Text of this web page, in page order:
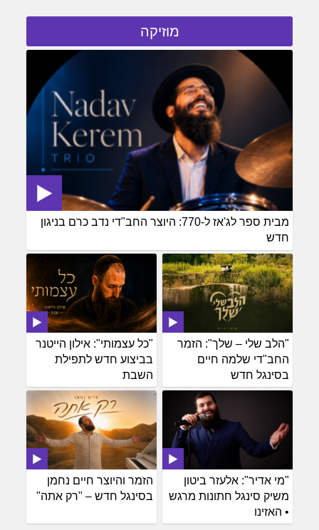
מוזיקה
מבית ספר לג'אז ל-770: היוצר החב"די נדב כרם בניגון
חדש
"כל עצמותי": אילון הייטנר
בביצוע חדש לתפילת
השבת
"הלב שלי – שלך": הזמר
החב"די שלמה חיים
בסינגל חדש
הזמר והיוצר חיים נחמן
בסינגל חדש – "רק אתה"
"מי אדיר": אלעזר ביטון
משיק סינגל חתונות מרגש
• האזינו